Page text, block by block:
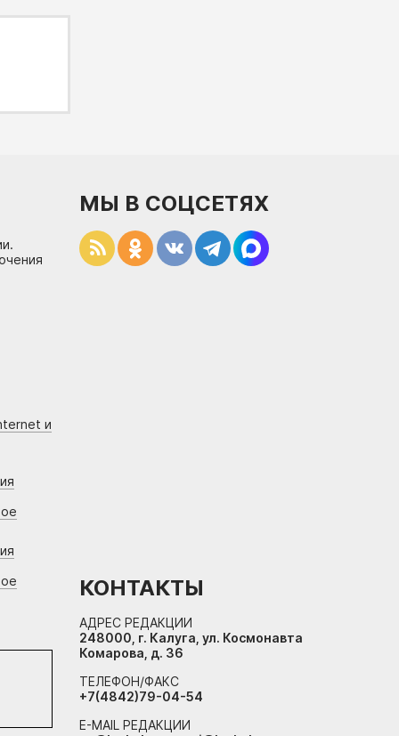
и
МЫ В СОЦСЕТЯХ
КОНТАКТЫ
АДРЕС РЕДАКЦИИ
248000, г. Калуга, ул. Космонавта
Комарова, д. 36
ТЕЛЕФОН/ФАКС
+7(4842)79-04-54
E-MAIL РЕДАКЦИИ